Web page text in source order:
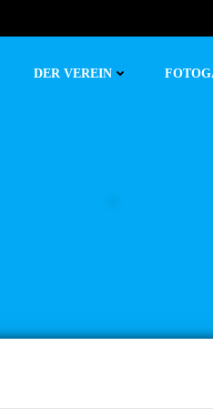
DER VEREIN